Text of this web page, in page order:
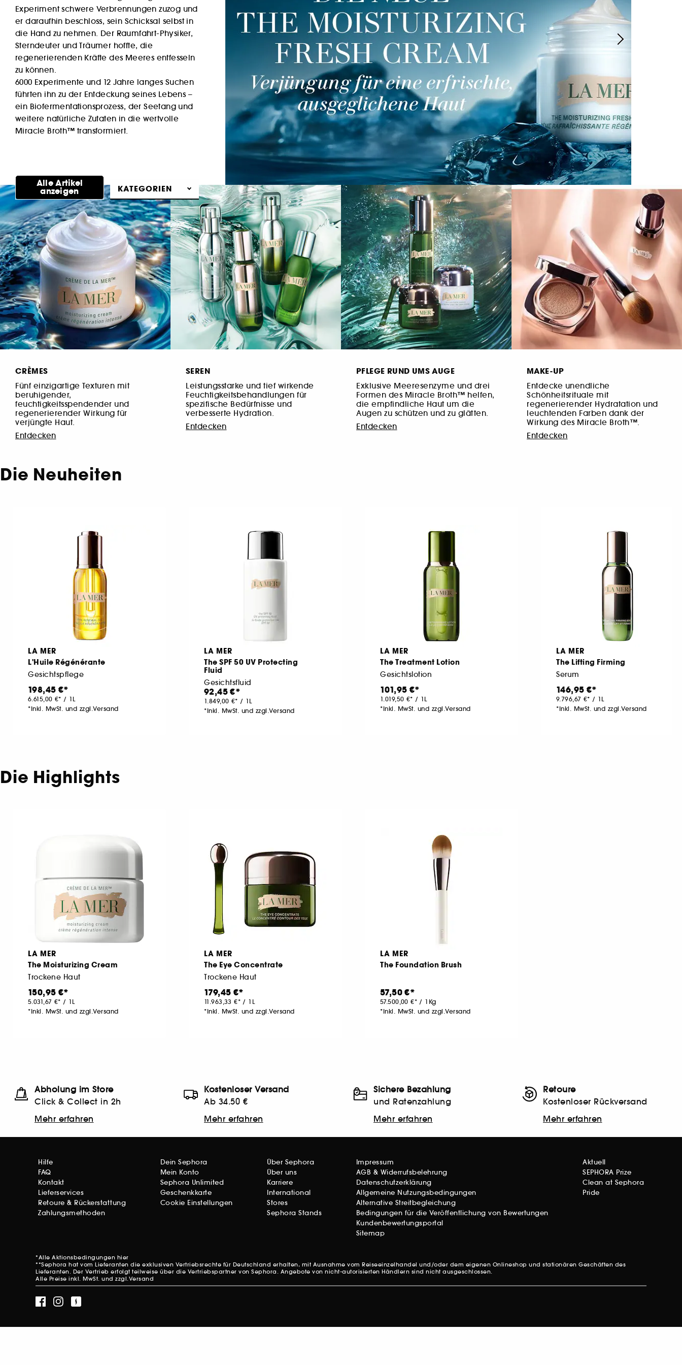
Experiment schwere Verbrennungen zuzog und
er daraufhin beschloss, sein Schicksal selbst in
die Hand zu nehmen. Der Raumfahrt-Physiker,
Sterndeuter und Träumer hoffte, die
regenerierenden Kräfte des Meeres entfesseln
zu können.
6000 Experimente und 12 Jahre langes Suchen
führten ihn zu der Entdeckung seines Lebens –
ein Biofermentationsprozess, der Seetang und
weitere natürliche Zutaten in die wertvolle
Miracle Broth™ transformiert.
Alle Artikel
anzeigen KATEGORIEN
CRÈMES
Fünf einzigartige Texturen mit
beruhigender,
feuchtigkeitsspendender und
regenerierender Wirkung für
verjüngte Haut.
Entdecken
SEREN
Leistungsstarke und tief wirkende
Feuchtigkeitsbehandlungen für
spezifische Bedürfnisse und
verbesserte Hydration.
Entdecken
PFLEGE RUND UMS AUGE
Exklusive Meeresenzyme und drei
Formen des Miracle Broth™ helfen,
die empfindliche Haut um die
Augen zu schützen und zu glätten.
Entdecken
MAKE-UP
Entdecke unendliche
Schönheitsrituale mit
regenerierender Hydratation und
leuchtenden Farben dank der
Wirkung des Miracle Broth™.
Entdecken
Die Neuheiten
LA MER
L'Huile Régénérante
Gesichtspflege
198,45 €
6.615,00 € / 1L
*Inkl. MwSt. und zzgl.Versand
LA MER
The SPF 50 UV Protecting
Fluid
Gesichtsfluid
92,45 €
1.849,00 € / 1L
*Inkl. MwSt. und zzgl.Versand
LA MER
The Treatment Lotion
Gesichtslotion
101,95 €
1.019,50 € / 1L
*Inkl. MwSt. und zzgl.Versand
LA MER
The Lifting Firming
Serum
146,95 €
9.796,67 € / 1L
*Inkl. MwSt. und zzgl.Versand
Die Highlights
LA MER
The Moisturizing Cream
Trockene Haut
150,95 €
5.031,67 € / 1L
*Inkl. MwSt. und zzgl.Versand
LA MER
The Eye Concentrate
Trockene Haut
179,45 €
11.963,33 € / 1L
*Inkl. MwSt. und zzgl.Versand
LA MER
The Foundation Brush
57,50 €
57.500,00 € / 1Kg
*Inkl. MwSt. und zzgl.Versand
Abholung im Store
Click & Collect in 2h
Mehr erfahren
Kostenloser Versand
Ab 34.50 €
Mehr erfahren
Sichere Bezahlung
und Ratenzahlung
Mehr erfahren
Retoure
Kostenloser Rückversand
Mehr erfahren
Hilfe
FAQ
Kontakt
Lieferservices
Retoure & Rückerstattung
Zahlungsmethoden
Dein Sephora
Mein Konto
Sephora Unlimited
Geschenkkarte
Cookie Einstellungen
Über Sephora
Über uns
Karriere
International
Stores
Sephora Stands
Impressum
AGB & Widerrufsbelehrung
Datenschutzerklärung
Allgemeine Nutzungsbedingungen
Alternative Streitbegleichung
Bedingungen für die Veröffentlichung von Bewertungen
Kundenbewertungsportal
Sitemap
Aktuell
SEPHORA Prize
Clean at Sephora
Pride
*Alle Aktionsbedingungen hier
**Sephora hat vom Lieferanten die exklusiven Vertriebsrechte für Deutschland erhalten, mit Ausnahme vom Reiseeinzelhandel und/oder dem eigenen Onlineshop und stationären Geschäften des
Lieferanten. Der Vertrieb erfolgt teilweise über die Vertriebspartner von Sephora. Angebote von nicht-autorisierten Händlern sind nicht ausgeschlossen.
Alle Preise inkl. MwSt. und zzgl.Versand